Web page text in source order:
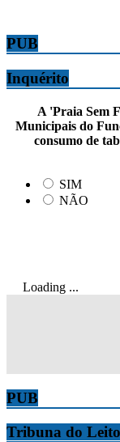
PUB
Inquérito
A 'Praia Sem
Municipais do
consumo de
SIM
NÃO
Loading ...
PUB
Tribuna do